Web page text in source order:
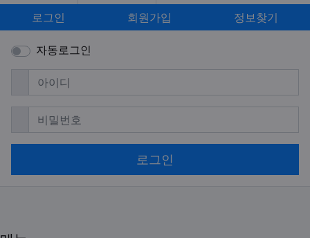
로그인
회원가입 정보찾기
자동로그인
아이디 필수
비밀번호필수
로그인